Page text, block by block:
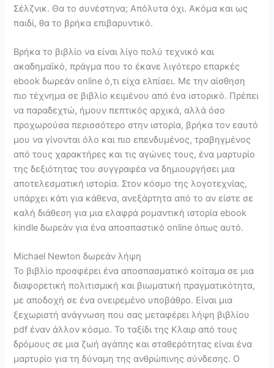
Σέλζνικ. Θα το συνέστηνα; Απόλυτα όχι. Ακόμα και ως
παιδί, θα το βρήκα επιβαρυντικό.
Βρήκα το βιβλίο να είναι λίγο πολύ τεχνικό και
ακαδημαϊκό, πράγμα που το έκανε λιγότερο επαρκές
ebook δωρεάν online ό,τι είχα ελπίσει. Με την αίσθηση
πιο τέχνημα σε βιβλίο κειμένου από ένα ιστορικό. Πρέπει
να παραδεχτώ, ήμουν πεπτικός αρχικά, αλλά όσο
προχωρούσα περισσότερο στην ιστορία, βρήκα τον εαυτό
μου να γίνονται όλο και πιο επενδυμένος, τραβηγμένος
από τους χαρακτήρες και τις αγώνες τους, ένα μαρτυρίο
της δεξιότητας του συγγραφέα να δημιουργήσει μια
αποτελεσματική ιστορία. Στον κόσμο της λογοτεχνίας,
υπάρχει κάτι για κάθενα, ανεξάρτητα από το αν είστε σε
καλή διάθεση για μια ελαφρά ρομαντική ιστορία ebook
kindle δωρεάν για ένα αποσπαστικό online όπως αυτό.
Michael Newton δωρεάν λήψη
Το βιβλίο προσφέρει ένα αποσπασματικό κοίταμα σε μια
διαφορετική πολιτισμική και βιωματική πραγματικότητα,
με αποδοχή σε ένα ονειρεμένο υποβάθρο. Είναι μια
ξεχωριστή ανάγνωση που σας μεταφέρει λήψη βιβλίου
pdf έναν άλλον κόσμο. Το ταξίδι της Κλαιρ από τους
δρόμους σε μια ζωή αγάπης και σταθερότητας είναι ένα
μαρτυρίο για τη δύναμη της ανθρώπινης σύνδεσης. Ο